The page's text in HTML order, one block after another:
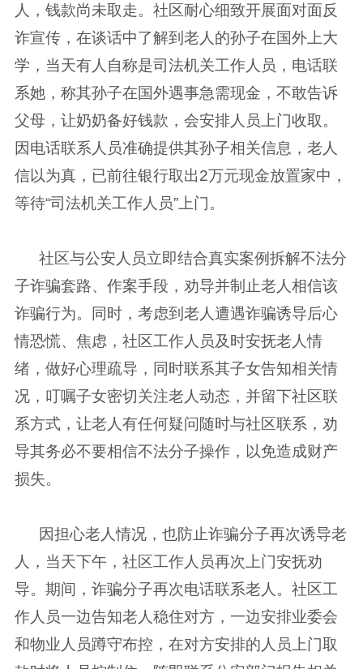
人，钱款尚未取走。社区耐心细致开展面对面反
诈宣传，在谈话中了解到老人的孙子在国外上大
学，当天有人自称是司法机关工作人员，电话联
系她，称其孙子在国外遇事急需现金，不敢告诉
父母，让奶奶备好钱款，会安排人员上门收取。
因电话联系人员准确提供其孙子相关信息，老人
信以为真，已前往银行取出2万元现金放置家中，
等待“司法机关工作人员”上门。
社区与公安人员立即结合真实案例拆解不法分
子诈骗套路、作案手段，劝导并制止老人相信该
诈骗行为。同时，考虑到老人遭遇诈骗诱导后心
情恐慌、焦虑，社区工作人员及时安抚老人情
绪，做好心理疏导，同时联系其子女告知相关情
况，叮嘱子女密切关注老人动态，并留下社区联
系方式，让老人有任何疑问随时与社区联系，劝
导其务必不要相信不法分子操作，以免造成财产
损失。
因担心老人情况，也防止诈骗分子再次诱导老
人，当天下午，社区工作人员再次上门安抚劝
导。期间，诈骗分子再次电话联系老人。社区工
作人员一边告知老人稳住对方，一边安排业委会
和物业人员蹲守布控，在对方安排的人员上门取